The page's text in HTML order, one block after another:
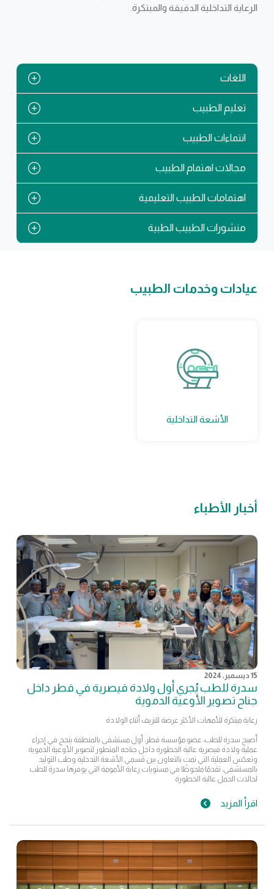
الرعاية التداخلية الدقيقة والمبتكرة.
اللغات
تعليم الطبيب
انتماءات الطبيب
مجالات اهتمام الطبيب
اهتمامات الطبيب التعليمية
منشورات الطبيب الطبية
عيادات وخدمات الطبيب
الأشعة التداخلية
أخبار الأطباء
15 ديسمبر, 2024
سدرة للطب يُجري أول ولادة قيصرية في قطر داخل
جناح تصوير الأوعية الدموية
رعاية مبتكرة للأمهات الأكثر عرضة للنزيف أثناء الولادة
أصبح سدرة للطب، عضو مؤسسة قطر، أول مستشفى بالمنطقة ينجح في إجراء
عملية ولادة قيصرية عالية الخطورة داخل جناحه المتطور لتصوير الأوعية الدموية.
وتعكس العملية التي تمت بالتعاون بين قسمي الأشعة التدخلية وطب التوليد
بالمستشفى، تقدمًا ملحوظًا في مستويات رعاية الأمومة التي يوفرها سدرة للطب
لحالات الحمل عالية الخطورة.
اقرأ المزيد